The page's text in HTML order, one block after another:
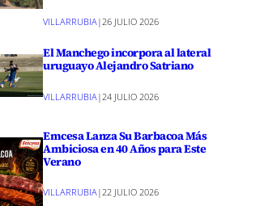
VILLARRUBIA|26 JULIO 2026
El Manchego incorpora al lateral
uruguayo Alejandro Satriano
VILLARRUBIA | 24 JULIO 2026
Emcesa Lanza Su Barbacoa Más
Ambiciosa en 40 Años para Este
Verano
VILLARRUBIA|22 JULIO 2026